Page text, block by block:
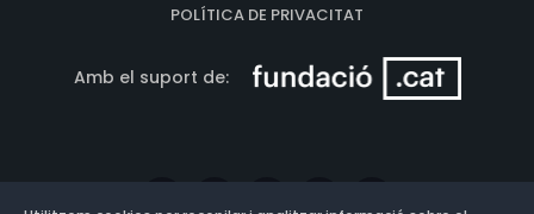
POLÍTICA DE PRIVACITAT
Amb el suport de: